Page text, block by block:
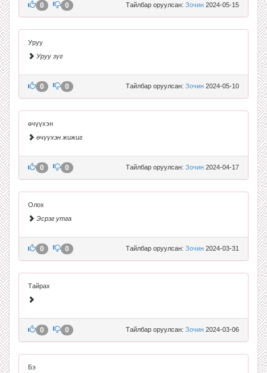
Тайлбар оруулсан: Зочин 2024-05-15
0 0
Уруу
Уруу зүг
Тайлбар оруулсан: Зочин 2024-05-10
0 0
өчүүхэн
өчүүхэн жижиг
Тайлбар оруулсан: Зочин 2024-04-17
0 0
Олох
Эсрэг утга
Тайлбар оруулсан: Зочин 2024-03-31
0 0
Тайрах
Тайлбар оруулсан: Зочин 2024-03-06
0 0
Бэ